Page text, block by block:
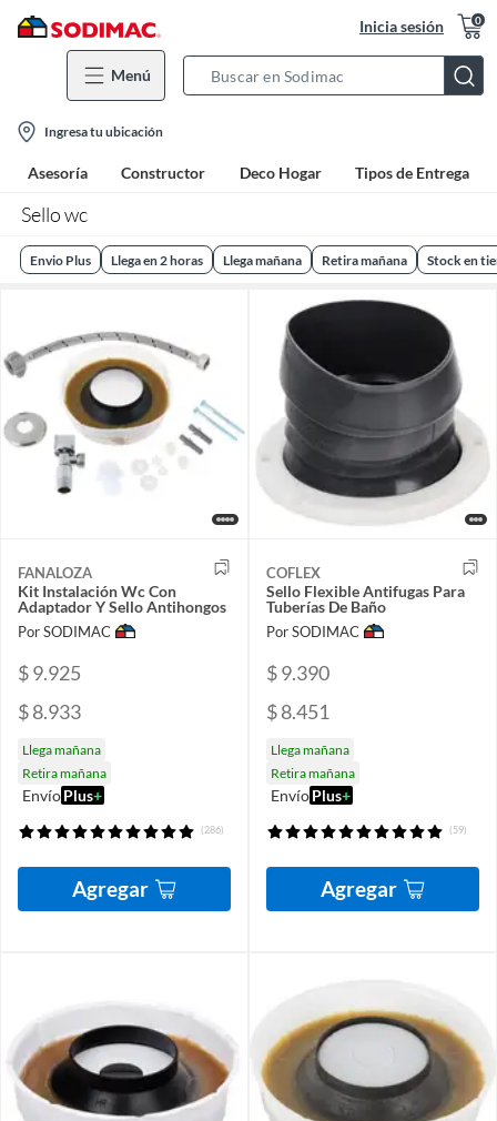
Inicia sesión 0
Menú
Bar
location-
icon
Ingresa tu ubicación
Asesoría Constructor Deco Hogar Tipos de Entrega
Sello wc
Envio Plus Llega en 2 horas Llega mañana Retira mañana Stock en
FANALOZA
Kit Instalación Wc Con
Adaptador Y Sello Antihongos
Por SODIMAC
$ 9.925
$ 8.933
Llega mañana
Retira mañana
EnvíoPlus+
(286)
Agregar
COFLEX
Sello Flexible Antifugas Para
Tuberías De Baño
Por SODIMAC
$ 9.390
$ 8.451
Llega mañana
Retira mañana
EnvíoPlus+
(59)
Agregar